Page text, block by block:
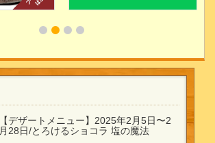
【デザートメニュー】2025年2月5日〜2
月28日/とろけるショコラ 塩の魔法